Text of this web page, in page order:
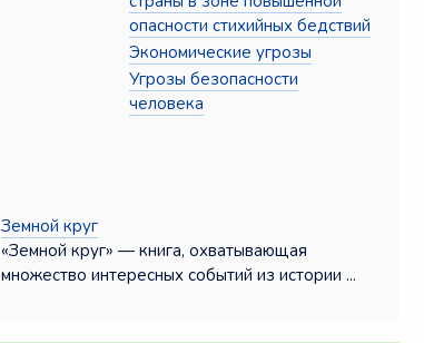
опасности стихийных бедствий
Экономические угрозы
Угрозы безопасности
человека
Земной круг
«Земной круг» — книга, охватывающая
множество интересных событий из истории ...